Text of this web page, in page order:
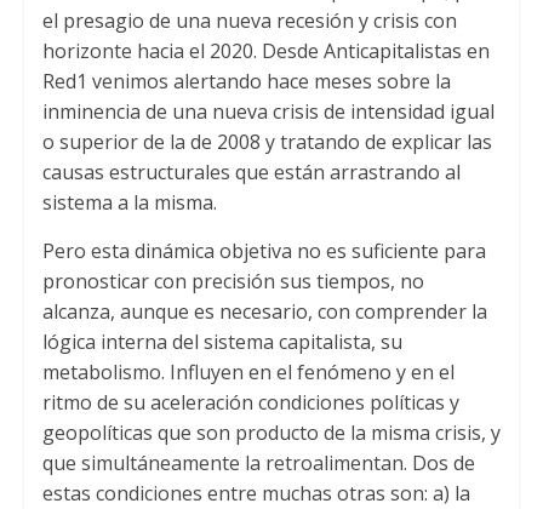
el presagio de una nueva recesión y crisis con
horizonte hacia el 2020. Desde Anticapitalistas en
Red1 venimos alertando hace meses sobre la
inminencia de una nueva crisis de intensidad igual
o superior de la de 2008 y tratando de explicar las
causas estructurales que están arrastrando al
sistema a la misma.
Pero esta dinámica objetiva no es suficiente para
pronosticar con precisión sus tiempos, no
alcanza, aunque es necesario, con comprender la
lógica interna del sistema capitalista, su
metabolismo. Influyen en el fenómeno y en el
ritmo de su aceleración condiciones políticas y
geopolíticas que son producto de la misma crisis, y
que simultáneamente la retroalimentan. Dos de
estas condiciones entre muchas otras son: a) la